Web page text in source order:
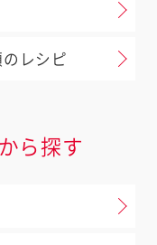
のレシピ
ら探す